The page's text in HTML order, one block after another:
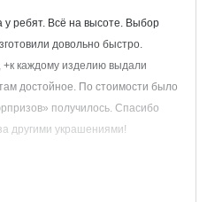
у ребят. Всё на высоте. Выбор
довольно быстро.
+к каждому изделию выдали
достойное. По стоимости было
получилось. Спасибо
другими украшениями!